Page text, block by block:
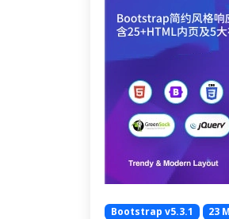
Bootstrap v5.3.1 23